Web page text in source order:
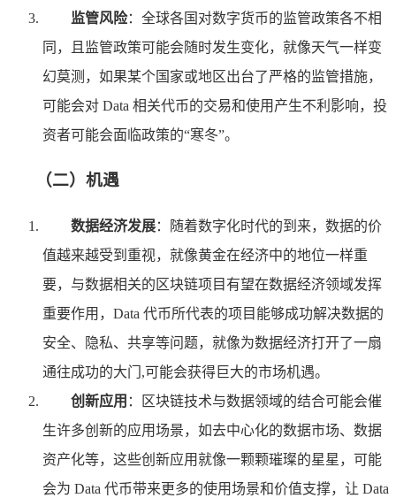
监管风险：全球各国对数字货币的监管政策各不相
同，且监管政策可能会随时发生变化，就像天气一样变
幻莫测，如果某个国家或地区出台了严格的监管措施，
可能会对 Data 相关代币的交易和使用产生不利影响，投
资者可能会面临政策的“寒冬”。
（二）机遇
数据经济发展：随着数字化时代的到来，数据的价
值越来越受到重视，就像黄金在经济中的地位一样重
要，与数据相关的区块链项目有望在数据经济领域发挥
重要作用，Data 代币所代表的项目能够成功解决数据的
安全、隐私、共享等问题，就像为数据经济打开了一扇
通往成功的大门,可能会获得巨大的市场机遇。
创新应用 ：区块链技术与数据领域的结合可能会催
生许多创新的应用场景，如去中心化的数据市场、数据
资产化等，这些创新应用就像一颗颗璀璨的星星，可能
会为 Data 代币带来更多的使用场景和价值支撑，让 Data